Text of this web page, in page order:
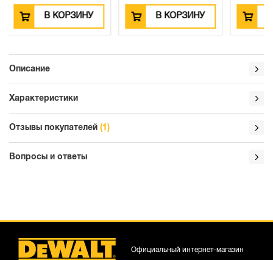
В КОРЗИНУ В КОРЗИНУ
Описание
Характеристики
Отзывы покупателей (1)
Вопросы и ответы
Официальный интернет-магазин